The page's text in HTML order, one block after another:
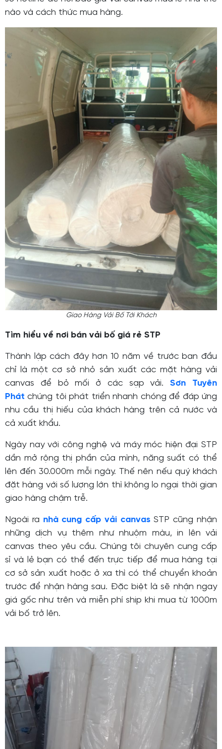
nào và cách thức mua hàng.
Giao Hàng Vải Bố Tới Khách
Tìm hiểu về nơi bán vải bố giá rẻ STP
Thành lập cách đây hơn 10 năm về trước ban đầu
chỉ là một cơ sở nhỏ sản xuất các mặt hàng vải
canvas để bỏ mối ở các sạp vải.Sơn Tuyên
Phát chúng tôi phát triển nhanh chóng để đáp ứng
nhu cầu thị hiếu của khách hàng trên cả nước và
cả xuất khẩu.
Ngày nay với công nghệ và máy móc hiện đại STP
dần mở rộng thị phần của mình, năng suất có thể
lên đến 30.000m mỗi ngày. Thế nên nếu quý khách
đặt hàng với số lượng lớn thì không lo ngại thời gian
giao hàng chậm trễ.
Ngoài ra nhà cung cấp vải canvas STP cũng nhận
những dịch vụ thêm như nhuộm màu, in lên vải
canvas theo yêu cầu. Chúng tôi chuyên cung cấp
sỉ và lẻ bạn có thể đến trực tiếp để mua hàng tại
cơ sở sản xuất hoặc ở xa thì có thể chuyển khoản
trước để nhận hàng sau. Đặc biệt là sẽ nhận ngay
giá gốc như trên và miễn phí ship khi mua từ 1000m
vải bố trở lên.